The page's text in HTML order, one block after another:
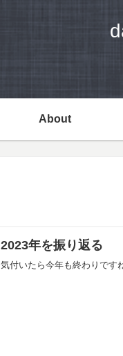
About
2023年を振り返る
気付いたら今年も終わりです